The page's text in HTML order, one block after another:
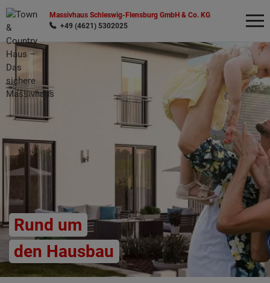
Massivhaus Schleswig-Flensburg GmbH & Co. KG
+49 (4621) 5302025
Rund um
den Hausbau
Wonach möchten Sie suchen?